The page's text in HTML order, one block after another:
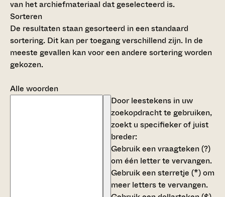
van het archiefmateriaal dat geselecteerd is.
Sorteren
De resultaten staan gesorteerd in een standaard
sortering. Dit kan per toegang verschillend zijn. In de
meeste gevallen kan voor een andere sortering worden
gekozen.
Alle woorden
Door leestekens in uw
zoekopdracht te gebruiken,
zoekt u specifieker of juist
breder:
Gebruik eenvraagteken (?)
om één letter te vervangen.
Gebruik eensterretje (*)om
meer letters te vervangen.